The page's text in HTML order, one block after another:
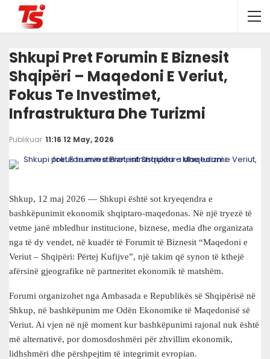
Shkupi Pret Forumin E Biznesit
Shqipëri – Maqedoni E Veriut,
Fokus Te Investimet,
Infrastruktura Dhe Turizmi
Publikuar 11:16 12 May, 2026
Shkup, 12 maj 2026 — Shkupi është sot kryeqendra e
bashkëpunimit ekonomik shqiptaro-maqedonas. Në një tryezë të
vetme janë mbledhur institucione, biznese, media dhe organizata
nga të dy vendet, në kuadër të Forumit të Biznesit “Maqedoni e
Veriut – Shqipëri: Përtej Kufijve”, një takim që synon të kthejë
afërsinë gjeografike në partneritet ekonomik të matshëm.
Forumi organizohet nga Ambasada e Republikës së Shqipërisë në
Shkup, në bashkëpunim me Odën Ekonomike të Maqedonisë së
Veriut. Ai vjen në një moment kur bashkëpunimi rajonal nuk është
më alternativë, por domosdoshmëri për zhvillim ekonomik,
lidhshmëri dhe përshpejtim të integrimit evropian.